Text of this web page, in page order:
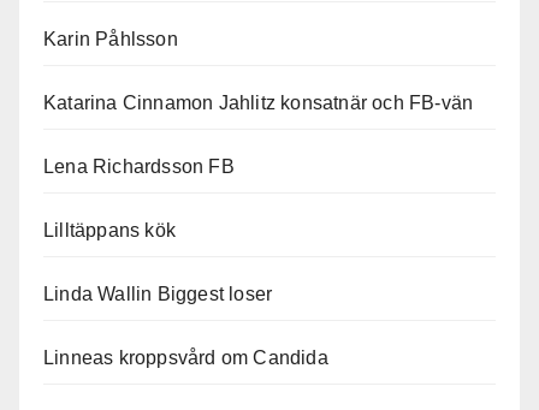
Karin Påhlsson
Katarina Cinnamon Jahlitz konsatnär och FB-vän
Lena Richardsson FB
Lilltäppans kök
Linda Wallin Biggest loser
Linneas kroppsvård om Candida